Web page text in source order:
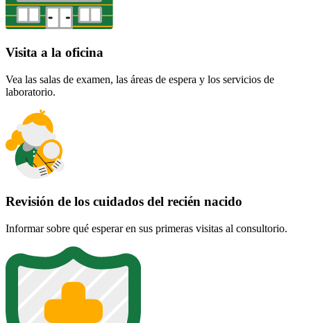
Visita a la oficina
Vea las salas de examen, las áreas de espera y los servicios de
laboratorio.
Revisión de los cuidados del recién nacido
Informar sobre qué esperar en sus primeras visitas al consultorio.